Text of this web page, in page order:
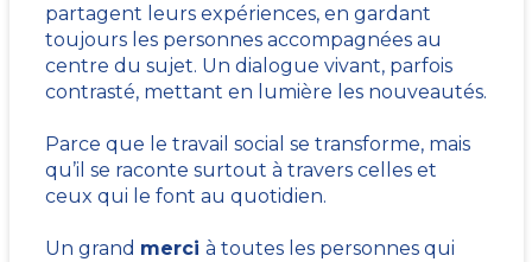
partagent leurs expériences, en gardant
toujours les personnes accompagnées au
centre du sujet. Un dialogue vivant, parfois
contrasté, mettant en lumière les nouveautés.
Parce que le travail social se transforme, mais
qu’il se raconte surtout à travers celles et
ceux qui le font au quotidien.
Un grand merci à toutes les personnes qui